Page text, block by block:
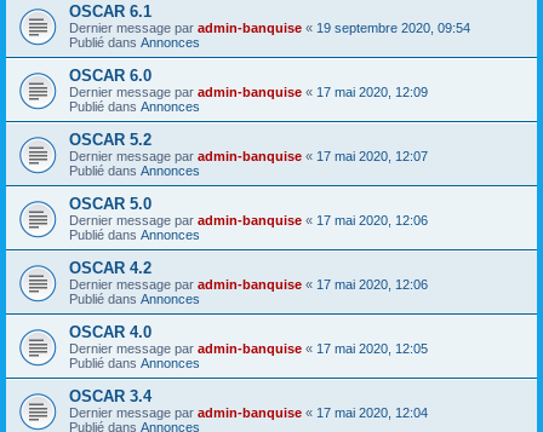
OSCAR 6.1
Dernier message par admin-banquise « 19 septembre 2020, 09:54
Publié dans Annonces
OSCAR 6.0
Dernier message par admin-banquise « 17 mai 2020, 12:09
Publié dans Annonces
OSCAR 5.2
Dernier message par admin-banquise « 17 mai 2020, 12:07
Publié dans Annonces
OSCAR 5.0
Dernier message par admin-banquise « 17 mai 2020, 12:06
Publié dans Annonces
OSCAR 4.2
Dernier message par admin-banquise « 17 mai 2020, 12:06
Publié dans Annonces
OSCAR 4.0
Dernier message par admin-banquise « 17 mai 2020, 12:05
Publié dans Annonces
OSCAR 3.4
Dernier message par admin-banquise « 17 mai 2020, 12:04
Publié dans Annonces